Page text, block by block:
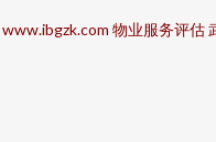
www.ibgzk.com 物业服务评估